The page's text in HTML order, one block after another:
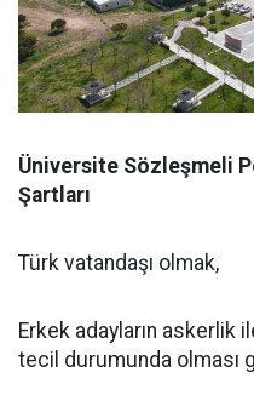
Üniversite Sözleşmeli
Şartları
Türk vatandaşı olmak,
Erkek adayların askerlik
tecil durumunda olması